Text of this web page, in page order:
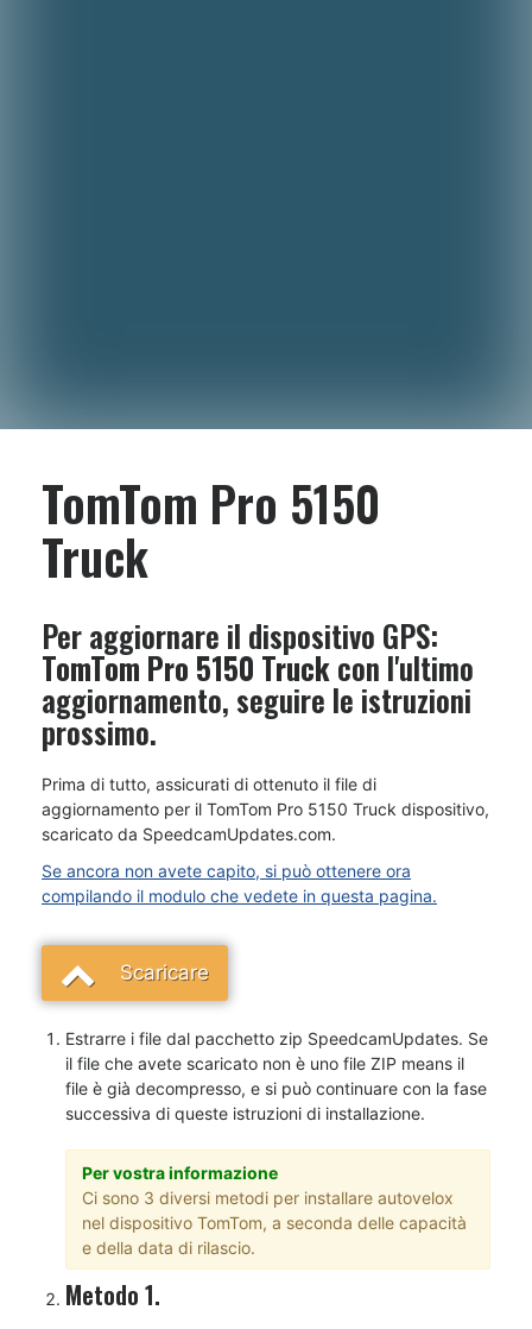
TomTom Pro 5150
Truck
Per aggiornare il dispositivo GPS:
TomTom Pro 5150 Truckcon l'ultimo
aggiornamento, seguire le istruzioni
prossimo.
Prima di tutto, assicurati di ottenuto il file di
aggiornamento per il TomTom Pro 5150 Truck dispositivo,
scaricato da SpeedcamUpdates.com.
Se ancora non avete capito, si può ottenere ora
compilando il modulo che vedete in questa pagina.
Scaricare
Estrarre i file dal pacchetto zip SpeedcamUpdates. Se
il file che avete scaricato non è uno file ZIP means il
file è già decompresso, e si può continuare con la fase
successiva di queste istruzioni di installazione.
Per vostra informazione
Ci sono 3 diversi metodi per installare autovelox
nel dispositivo TomTom, a seconda delle capacità
e della data di rilascio.
Metodo 1.